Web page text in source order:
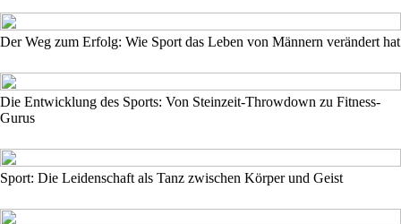
Der Weg zum Erfolg: Wie Sport das Leben von Männern verändert hat
Die Entwicklung des Sports: Von Steinzeit-Throwdown zu Fitness-
Gurus
Sport: Die Leidenschaft als Tanz zwischen Körper und Geist